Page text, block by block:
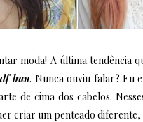
moda! A última tendência
bun. Nunca ouviu falar? Eu
de cima dos cabelos.
criar um penteado